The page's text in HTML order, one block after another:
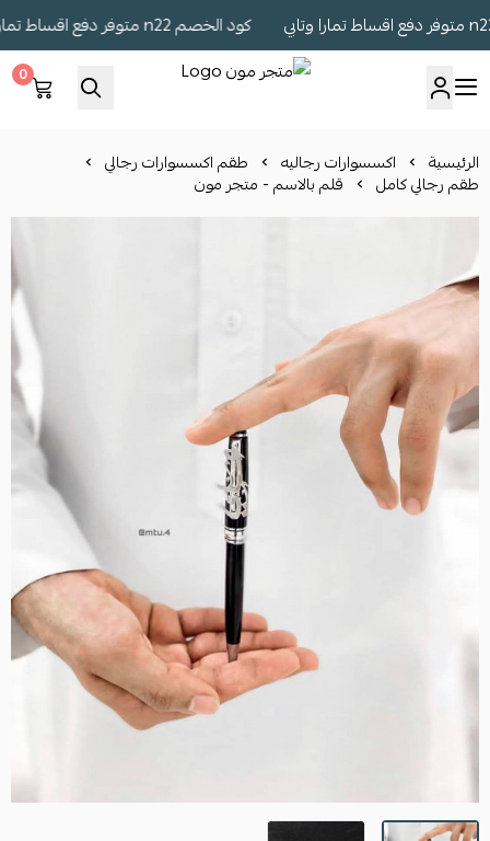
كود الخصم n22 متوفر دفع اقساط تمارا وتابي
0
الرئيسية اكسسوارات رجاليه طقم اكسسوارات رجالي
طقم رجالي كامل قلم بالاسم - متجر مون